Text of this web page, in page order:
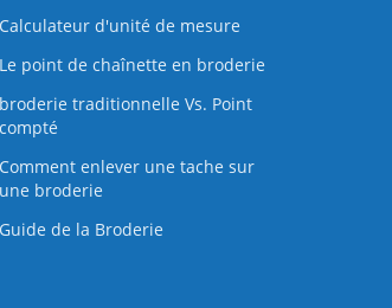
Calculateur d'unité de mesure
Le point de chaînette en broderie
broderie traditionnelle Vs. Point
compté
Comment enlever une tache sur
une broderie
Guide de la Broderie